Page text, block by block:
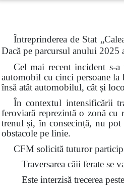
Întreprinderea de Stat
Dacă pe parcursul anului 2025
Cel mai recent incident s-
automobil cu cinci persoane
însă atât automobilul, cât și
În contextul intensificării
feroviară reprezintă o zonă cu
trenul și, în consecință, nu pot
obstacole pe linie.
CFM solicită tuturor
Traversarea căii ferate se
Este interzisă trecerea